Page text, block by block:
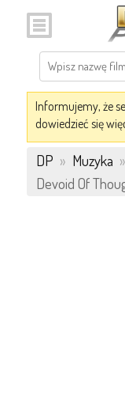
Informujemy, że
dowiedzieć się
DP » Muzyka »
Devoid Of